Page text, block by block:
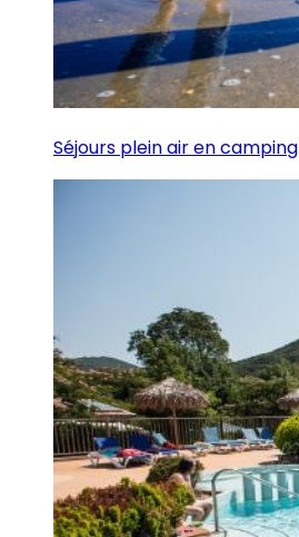
Séjours plein air en camping